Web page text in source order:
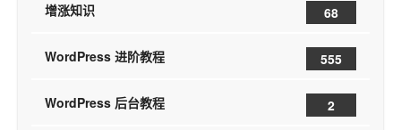
增涨知识 68
WordPress 进阶教程 555
WordPress 后台教程 2